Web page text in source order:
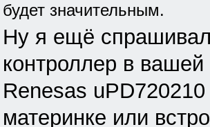
будет значительным.
Ну я ещё
контроллер в
Renesas
материнке или